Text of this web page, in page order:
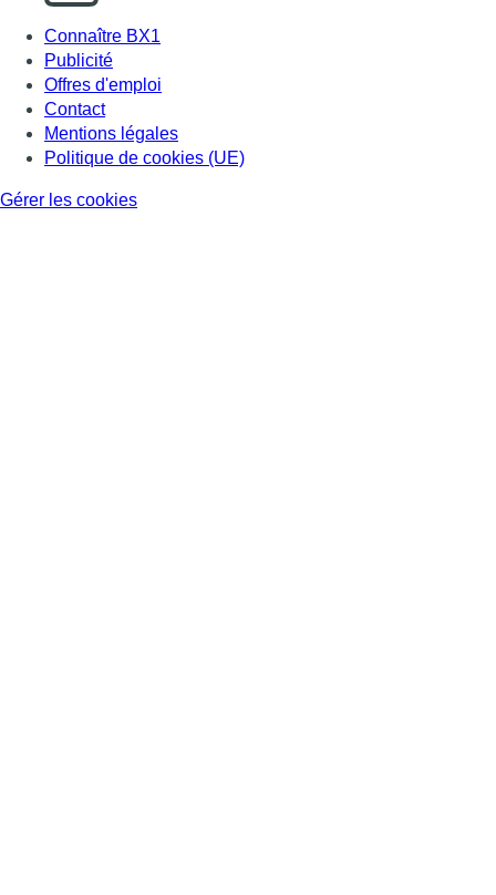
Connaître BX1
Publicité
Offres d'emploi
Contact
Mentions légales
Politique de cookies (UE)
Gérer les cookies